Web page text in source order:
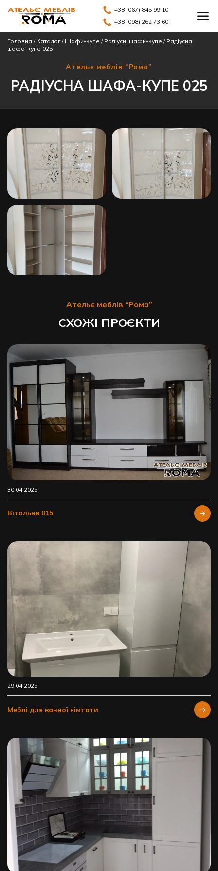
+38 (067) 845 99 10
+38 (098) 262 73 60
Головна / Каталог/ Шафи-купе / Радіусні шафи-купе / Радіусна
шафа-купе 025
Ательє меблів “Рома”
РАДІУСНА ШАФА-КУПЕ 025
Ательє меблів “Рома”
СХОЖІ ПРОЄКТИ
30.04.2025
Вітальня 015
29.04.2025
Меблі для ванної кімтати